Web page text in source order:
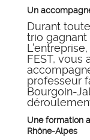
Un
Durant
trio gagnant
FEST, vous
professeur
Bourgoin-
Une formation
Rhône-Alpes